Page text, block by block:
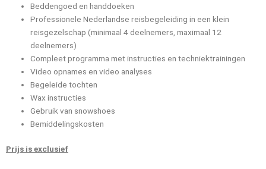
Beddengoed en handdoeken
Professionele Nederlandse reisbegeleiding in een klein
reisgezelschap (minimaal 4 deelnemers, maximaal 12
deelnemers)
Compleet programma met instructies en techniektrainingen
Video opnames en video analyses
Begeleide tochten
Wax instructies
Gebruik van snowshoes
Bemiddelingskosten
Prijs is exclusief